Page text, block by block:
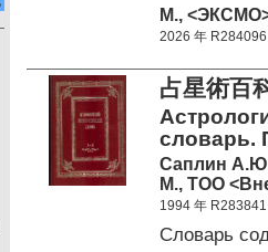
М.,
2026 年 R284096
占星術百
словарь.
Саплин
М., ТОО
1994 年 R283841
Словарь